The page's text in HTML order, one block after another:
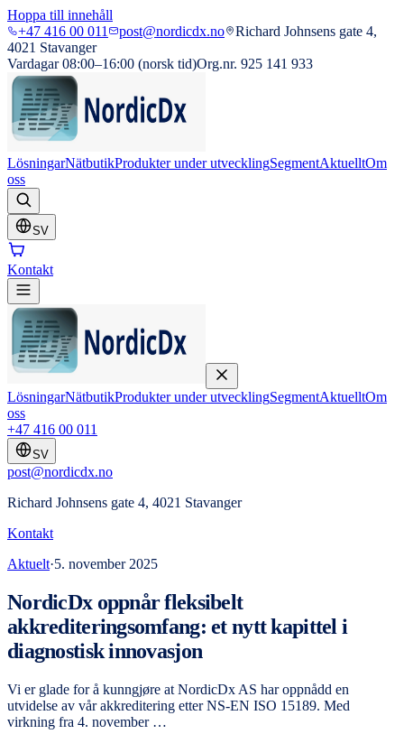
Hoppa till innehåll
+47 416 00 011
post@nordicdx.no
Richard Johnsens gate 4,
4021 Stavanger
Vardagar 08:00–16:00 (norsk tid)Org.nr. 925 141 933
LösningarNätbutikProdukter under utvecklingSegmentAktuelltOm
oss
SV
Kontakt
LösningarNätbutikProdukter under utvecklingSegmentAktuelltOm
oss
+47 416 00 011
SV
post@nordicdx.no
Richard Johnsens gate 4, 4021 Stavanger
Kontakt
Aktuelt·5. november 2025
NordicDx oppnår fleksibelt
akkrediteringsomfang: et nytt kapittel i
diagnostisk innovasjon
Vi er glade for å kunngjøre at NordicDx AS har oppnådd en
utvidelse av vår akkreditering etter NS-EN ISO 15189. Med
virkning fra 4. november …